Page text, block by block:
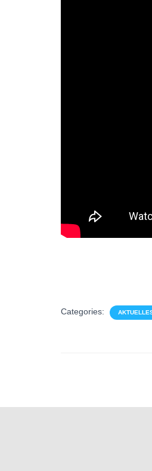
Categories: